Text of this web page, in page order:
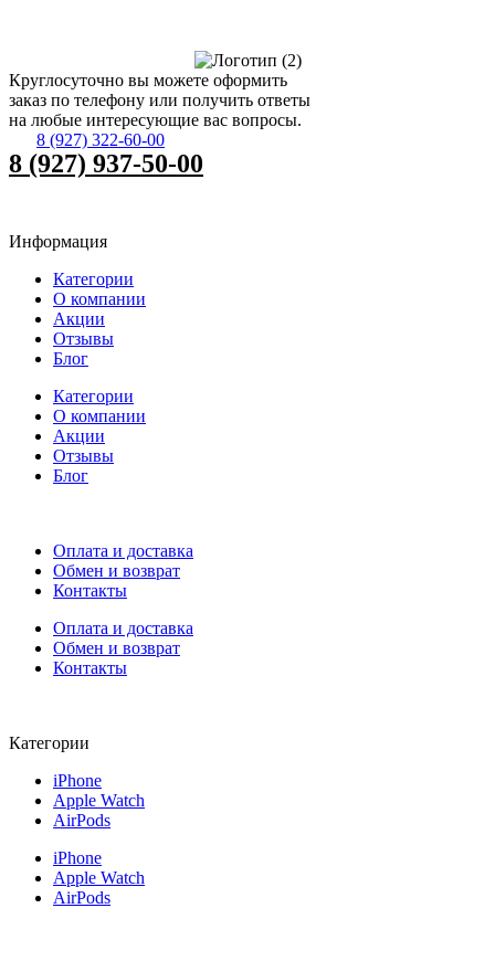
Круглосуточно вы можете оформить
заказ по телефону или получить ответы
на любые интересующие вас вопросы.
8 (927) 322-60-00
8 (927) 937-50-00
Информация
Категории
О компании
Акции
Отзывы
Блог
Категории
О компании
Акции
Отзывы
Блог
Оплата и доставка
Обмен и возврат
Контакты
Оплата и доставка
Обмен и возврат
Контакты
Категории
iPhone
Apple Watch
AirPods
iPhone
Apple Watch
AirPods